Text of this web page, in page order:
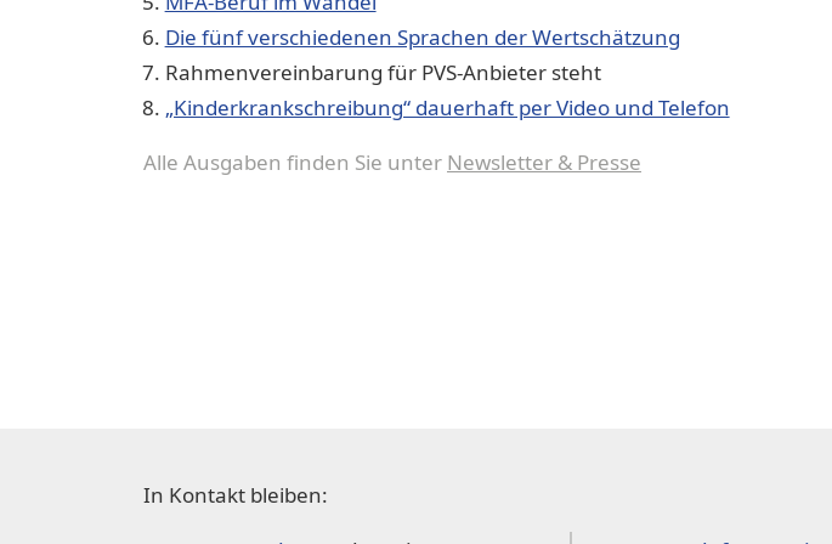
Die fünf verschiedenen Sprachen der Wertschätzung
Rahmenvereinbarung für PVS-Anbieter steht
„Kinderkrankschreibung“ dauerhaft per Video und Telefon
Alle Ausgaben finden Sie unter Newsletter & Presse
In Kontakt bleiben: